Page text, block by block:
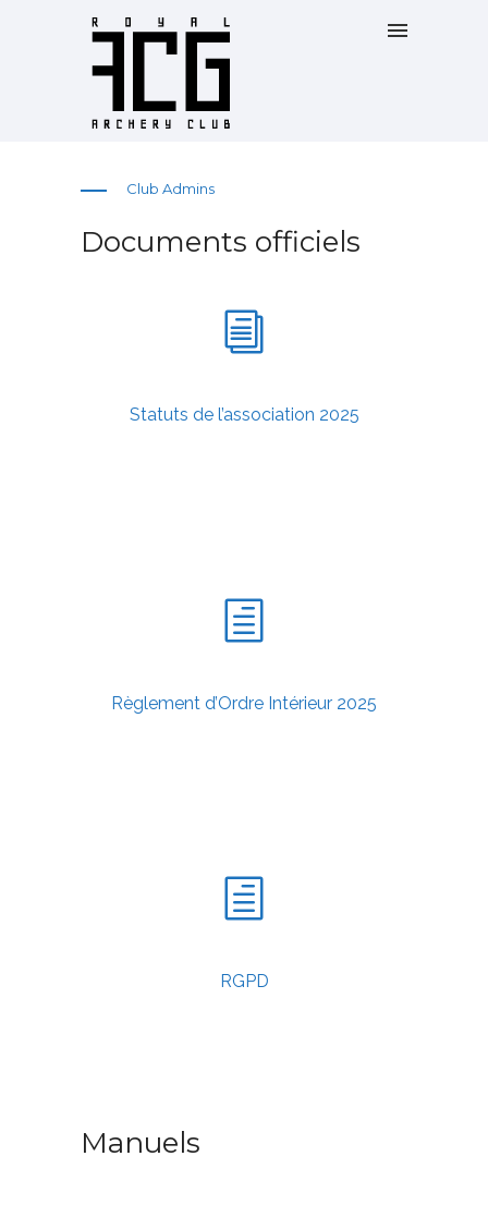
Club Admins
Documents officiels
Statuts de l’association 2025
Règlement d’Ordre Intérieur 2025
RGPD
Manuels